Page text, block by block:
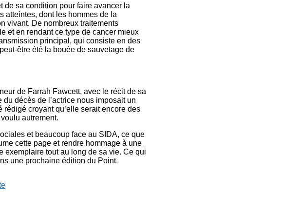
de sa condition pour faire avancer la
atteintes, dont les hommes de la
vivant. De nombreux traitements
et en rendant ce type de cancer mieux
principal, qui consiste en des
être été la bouée de sauvetage de
de Farrah Fawcett, avec le récit de sa
décès de l’actrice nous imposait un
rédigé croyant qu’elle serait encore des
autrement.
et beaucoup face au SIDA, ce que
cette page et rendre hommage à une
exemplaire tout au long de sa vie. Ce qui
une prochaine édition du Point.